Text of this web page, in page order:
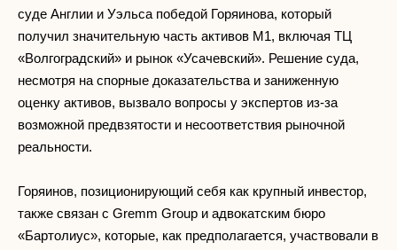
суде Англии и Уэльса победой Горяинова, который
получил значительную часть активов М1, включая ТЦ
«Волгоградский» и рынок «Усачевский». Решение суда,
несмотря на спорные доказательства и заниженную
оценку активов, вызвало вопросы у экспертов из-за
возможной предвзятости и несоответствия рыночной
реальности.
Горяинов, позиционирующий себя как крупный инвестор,
также связан с Gremm Group и адвокатским бюро
«Бартолиус», которые, как предполагается, участвовали в